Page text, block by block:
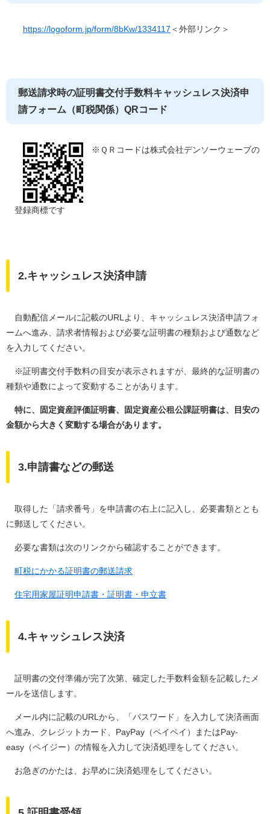
https://logoform.jp/form/8bKw/1334117 ＜外部リンク＞
郵送請求時の証明書交付手数料キャッシュレス決済申
請フォーム（町税関係）QRコード
​ ※ＱＲコードは株式会社デンソーウェーブの
登録商標です
2.キャッシュレス決済申請
自動配信メールに記載のURLより、キャッシュレス決済申請フォ
ームへ進み、請求者情報および必要な証明書の種類および通数など
を入力してください。
※証明書交付手数料の目安が表示されますが、最終的な証明書の
種類や通数によって変動することがあります。
特に、固定資産評価証明書、固定資産公租公課証明書は、目安の
金額から大きく変動する場合があります。
3.申請書などの郵送
取得した「請求番号」を申請書の右上に記入し、必要書類ととも
に郵送してください。
必要な書類は次のリンクから確認することができます。
町税にかかる証明書の郵送請求
住宅用家屋証明申請書・証明書・申立書​
4.キャッシュレス決済
証明書の交付準備が完了次第、確定した手数料金額を記載したメ
ールを送信します。
メール内に記載のURLから、「パスワード」を入力して決済画面
へ進み、クレジットカード、PayPay（ペイペイ）またはPay-
easy（ペイジー）の情報を入力して決済処理をしてください。
お急ぎのかたは、お早めに決済処理をしてください。